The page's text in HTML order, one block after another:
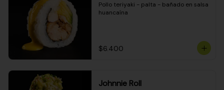
Pollo teriyaki - palta - bañado en salsa
huancaína
$6.400
Johnnie Roll